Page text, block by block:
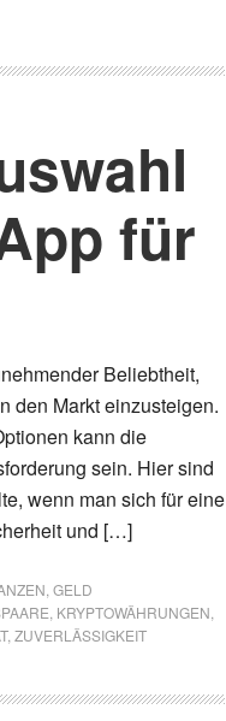
für
Beliebtheit,
den Markt einzusteigen.
kann die
sein. Hier sind
wenn man sich für eine
und […]
GELD
KRYPTOWÄHRUNGEN
, ZUVERLÄSSIGKEIT